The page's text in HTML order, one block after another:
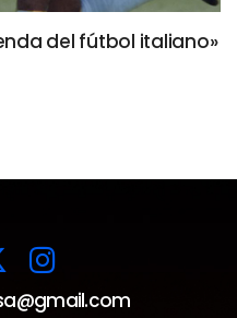
del fútbol italiano»